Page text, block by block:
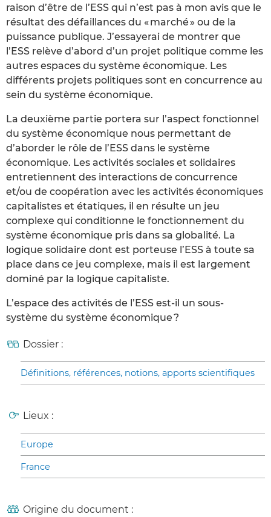
raison d’être de l’ESS qui n’est pas à mon avis que le
résultat des défaillances du « marché » ou de la
puissance publique. J’essayerai de montrer que
l’ESS relève d’abord d’un projet politique comme les
autres espaces du système économique. Les
différents projets politiques sont en concurrence au
sein du système économique.
La deuxième partie portera sur l’aspect fonctionnel
du système économique nous permettant de
d’aborder le rôle de l’ESS dans le système
économique. Les activités sociales et solidaires
entretiennent des interactions de concurrence
et/ou de coopération avec les activités économiques
capitalistes et étatiques, il en résulte un jeu
complexe qui conditionne le fonctionnement du
système économique pris dans sa globalité. La
logique solidaire dont est porteuse l’ESS à toute sa
place dans ce jeu complexe, mais il est largement
dominé par la logique capitaliste.
L’espace des activités de l’ESS est-il un sous-
système du système économique ?
Dossier :
Définitions, références, notions, apports scientifiques
Lieux :
Europe
France
Origine du document :